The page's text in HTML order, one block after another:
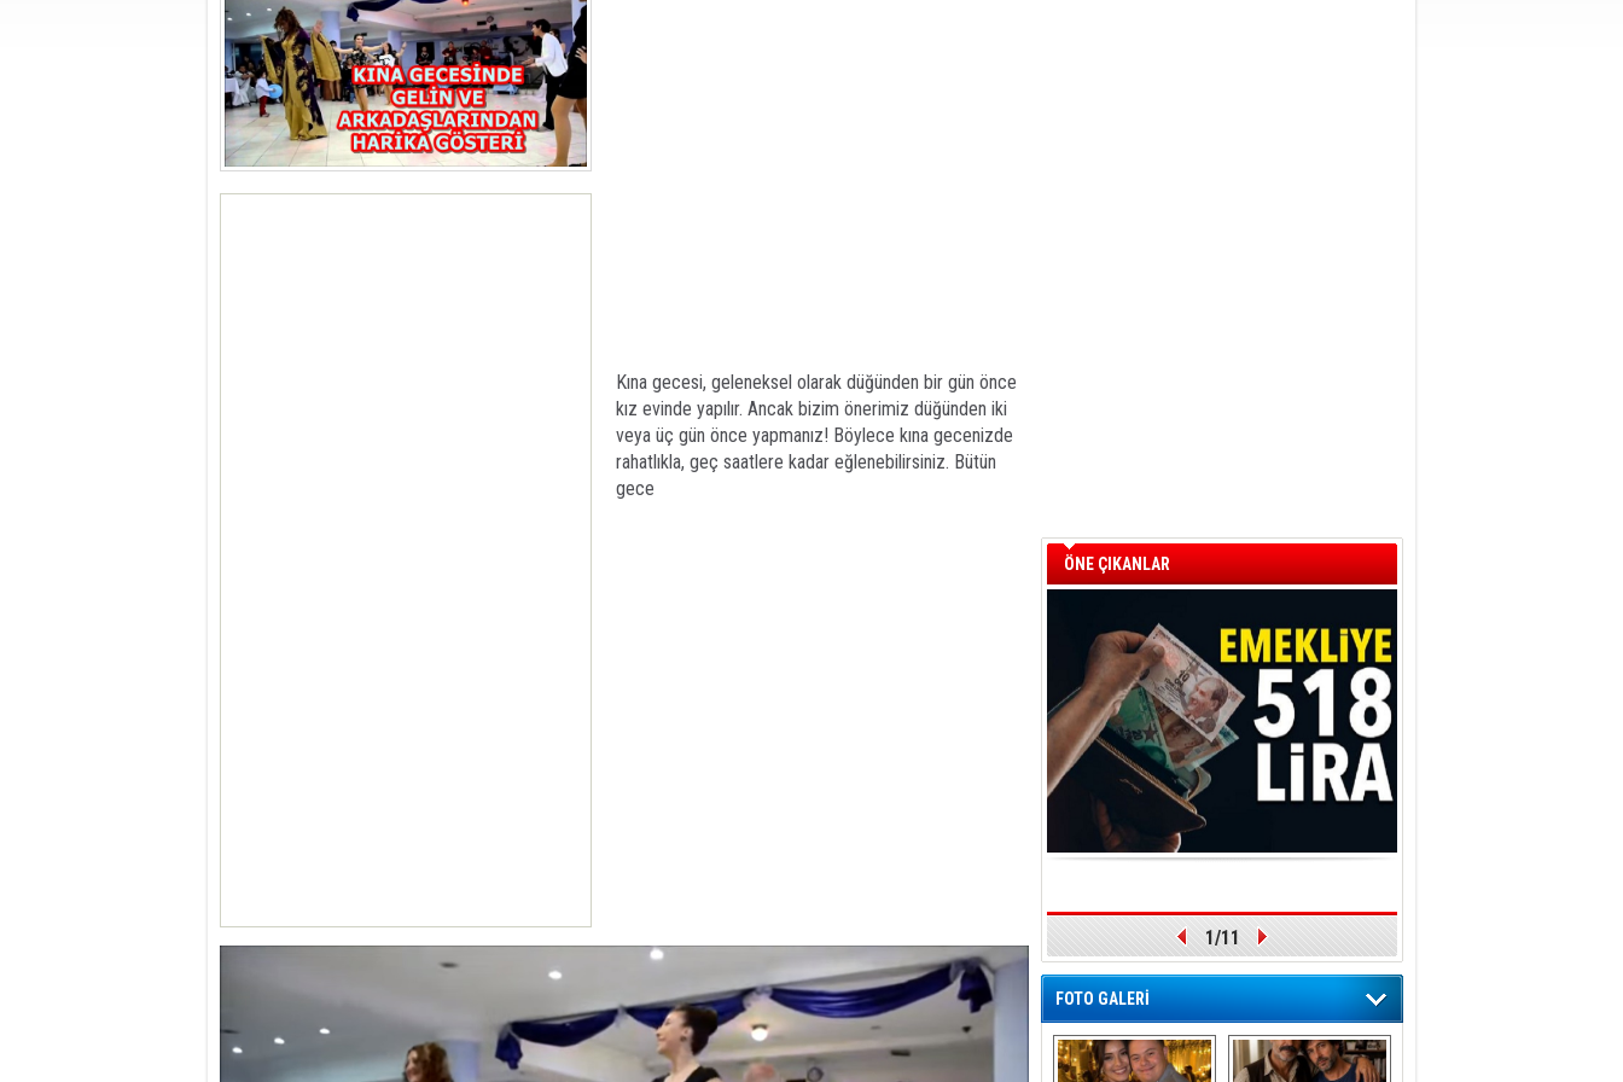
Kına gecesi, geleneksel olarak düğünden bir gün önce
kız evinde yapılır. Ancak bizim önerimiz düğünden iki
veya üç gün önce yapmanız! Böylece kına gecenizde
rahatlıkla, geç saatlere kadar eğlenebilirsiniz. Bütün
gece
ÖNE ÇIKANLAR
1/11
FOTO GALERİ